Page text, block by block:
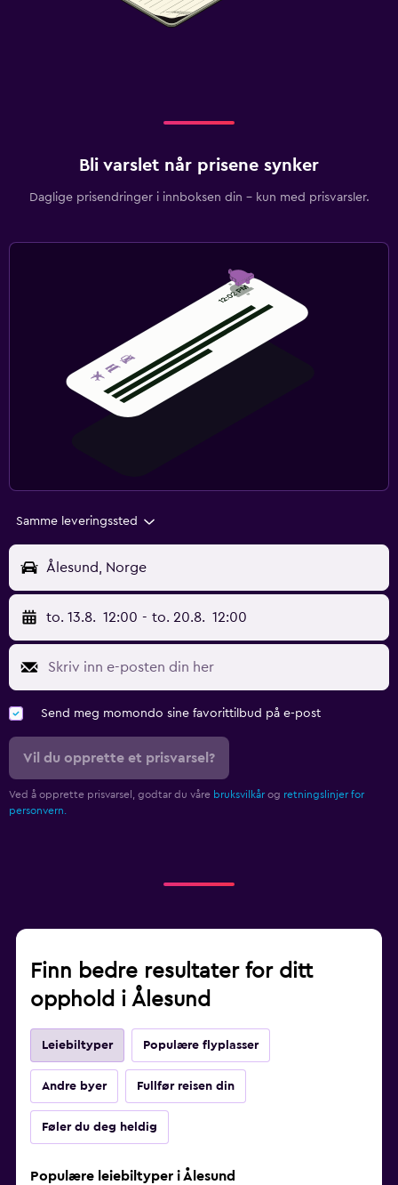
Bli varslet når prisene synker
Daglige prisendringer i innboksen din – kun med prisvarsler.
Samme leveringssted
Ålesund, Norge
to. 13.8. 12:00 - to. 20.8. 12:00
Send meg momondo sine favorittilbud på e-post
Vil du opprette et prisvarsel?
Ved å opprette prisvarsel, godtar du våre bruksvilkår og retningslinjer for
personvern.
Finn bedre resultater for ditt
opphold i Ålesund
Leiebiltyper Populære flyplasser
Andre byer Fullfør reisen din
Føler du deg heldig
Populære leiebiltyper i Ålesund